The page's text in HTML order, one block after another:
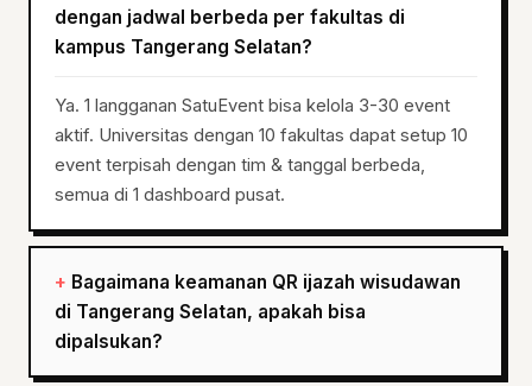
dengan jadwal berbeda per fakultas di
kampus Tangerang Selatan?
Ya. 1 langganan SatuEvent bisa kelola 3-30 event
aktif. Universitas dengan 10 fakultas dapat setup 10
event terpisah dengan tim & tanggal berbeda,
semua di 1 dashboard pusat.
Bagaimana keamanan QR ijazah wisudawan
di Tangerang Selatan, apakah bisa
dipalsukan?